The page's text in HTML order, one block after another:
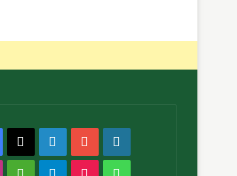
LinkedInYouTube
MediumTelegramTikTok